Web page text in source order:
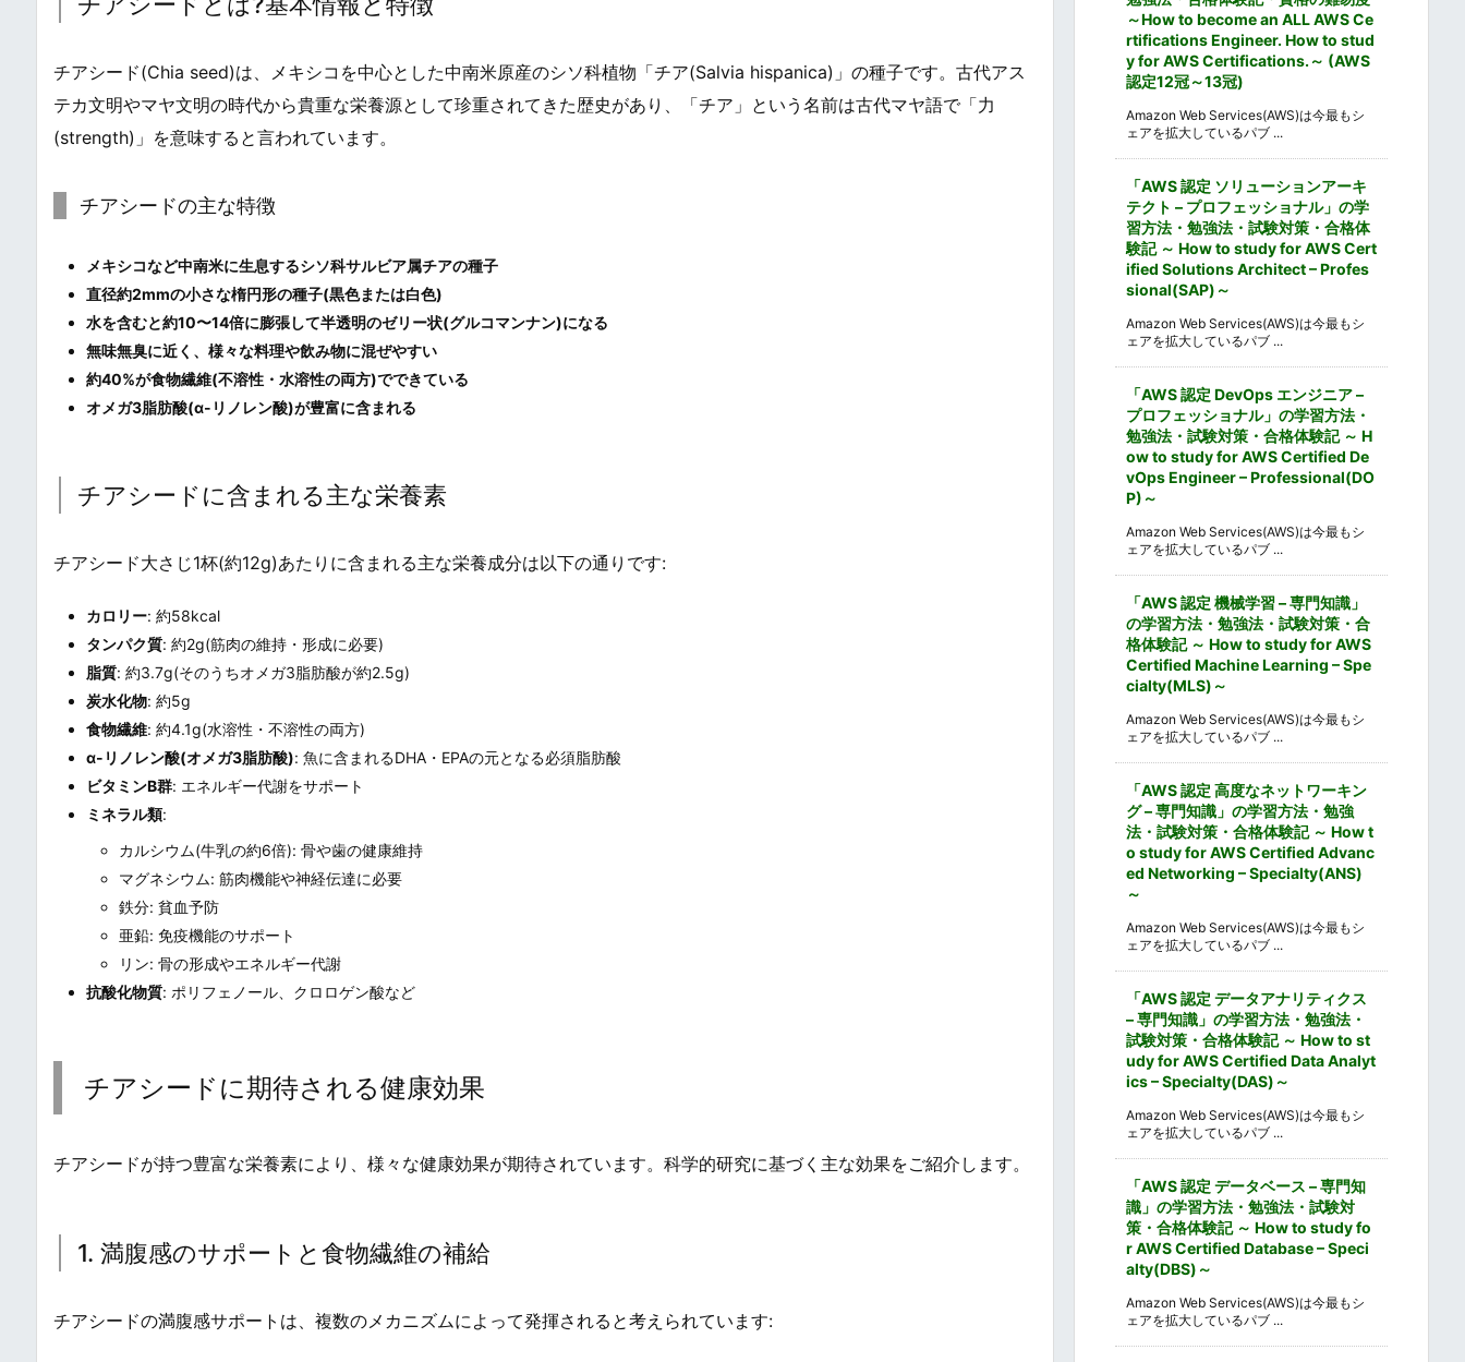
チアシード(Chia seed)は、メキシコを中心とした中南米原産のシソ科植物「チア(Salvia hispanica)」の種子です。古代アス
テカ文明やマヤ文明の時代から貴重な栄養源として珍重されてきた歴史があり、「チア」という名前は古代マヤ語で「力
(strength)」を意味すると言われています。
チアシードの主な特徴
メキシコなど中南米に生息するシソ科サルビア属チアの種子
直径約2mmの小さな楕円形の種子(黒色または白色)
水を含むと約10〜14倍に膨張して半透明のゼリー状(グルコマンナン)になる
無味無臭に近く、様々な料理や飲み物に混ぜやすい
約40%が食物繊維(不溶性・水溶性の両方)でできている
オメガ3脂肪酸(α-リノレン酸)が豊富に含まれる
チアシードに含まれる主な栄養素
チアシード大さじ1杯(約12g)あたりに含まれる主な栄養成分は以下の通りです:
カロリー: 約58kcal
タンパク質: 約2g(筋肉の維持・形成に必要)
脂質: 約3.7g(そのうちオメガ3脂肪酸が約2.5g)
炭水化物: 約5g
食物繊維: 約4.1g(水溶性・不溶性の両方)
α-リノレン酸(オメガ3脂肪酸): 魚に含まれるDHA・EPAの元となる必須脂肪酸
ビタミンB群: エネルギー代謝をサポート
ミネラル類:
カルシウム(牛乳の約6倍): 骨や歯の健康維持
マグネシウム: 筋肉機能や神経伝達に必要
鉄分: 貧血予防
亜鉛: 免疫機能のサポート
リン: 骨の形成やエネルギー代謝
抗酸化物質: ポリフェノール、クロロゲン酸など
チアシードに期待される健康効果
チアシードが持つ豊富な栄養素により、様々な健康効果が期待されています。科学的研究に基づく主な効果をご紹介します。
1. 満腹感のサポートと食物繊維の補給
チアシードの満腹感サポートは、複数のメカニズムによって発揮されると考えられています:
～How to become an ALL AWS Ce
rtifications Engineer. How to stud
y for AWS Certifications.～ (AWS
認定12冠～13冠)
Amazon Web Services(AWS)は今最もシ
ェアを拡大しているパブ ...
「AWS 認定 ソリューションアーキ
テクト – プロフェッショナル」の学
習方法・勉強法・試験対策・合格体
験記 ～ How to study for AWS Cert
ified Solutions Architect – Profes
sional(SAP)～
Amazon Web Services(AWS)は今最もシ
ェアを拡大しているパブ ...
「AWS 認定 DevOps エンジニア –
プロフェッショナル」の学習方法・
勉強法・試験対策・合格体験記 ～ H
ow to study for AWS Certified De
vOps Engineer – Professional(DO
P)～
Amazon Web Services(AWS)は今最もシ
ェアを拡大しているパブ ...
「AWS 認定 機械学習 – 専門知識」
の学習方法・勉強法・試験対策・合
格体験記 ～ How to study for AWS
Certified Machine Learning – Spe
cialty(MLS)～
Amazon Web Services(AWS)は今最もシ
ェアを拡大しているパブ ...
「AWS 認定 高度なネットワーキン
グ – 専門知識」の学習方法・勉強
法・試験対策・合格体験記 ～ How t
o study for AWS Certified Advanc
ed Networking – Specialty(ANS)
～
Amazon Web Services(AWS)は今最もシ
ェアを拡大しているパブ ...
「AWS 認定 データアナリティクス
– 専門知識」の学習方法・勉強法・
試験対策・合格体験記 ～ How to st
udy for AWS Certified Data Analyt
ics – Specialty(DAS)～
Amazon Web Services(AWS)は今最もシ
ェアを拡大しているパブ ...
「AWS 認定 データベース – 専門知
識」の学習方法・勉強法・試験対
策・合格体験記 ～ How to study fo
r AWS Certified Database – Speci
alty(DBS)～
Amazon Web Services(AWS)は今最もシ
ェアを拡大しているパブ ...